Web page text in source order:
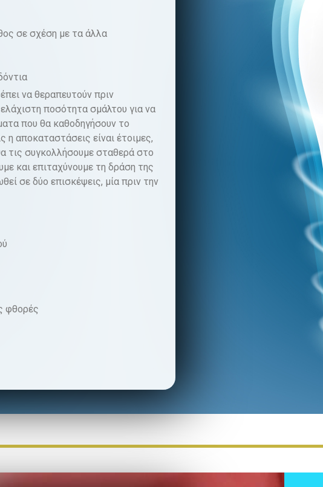
σε σχέση με τα άλλα
να θεραπευτούν πριν
ποσότητα σμάλτου για να
που θα καθοδηγήσουν το
η αποκαταστάσεις είναι έτοιμες,
τις συγκολλήσουμε σταθερά στο
και επιταχύνουμε τη δράση της
σε δύο επισκέψεις, μία πριν την
φθορές